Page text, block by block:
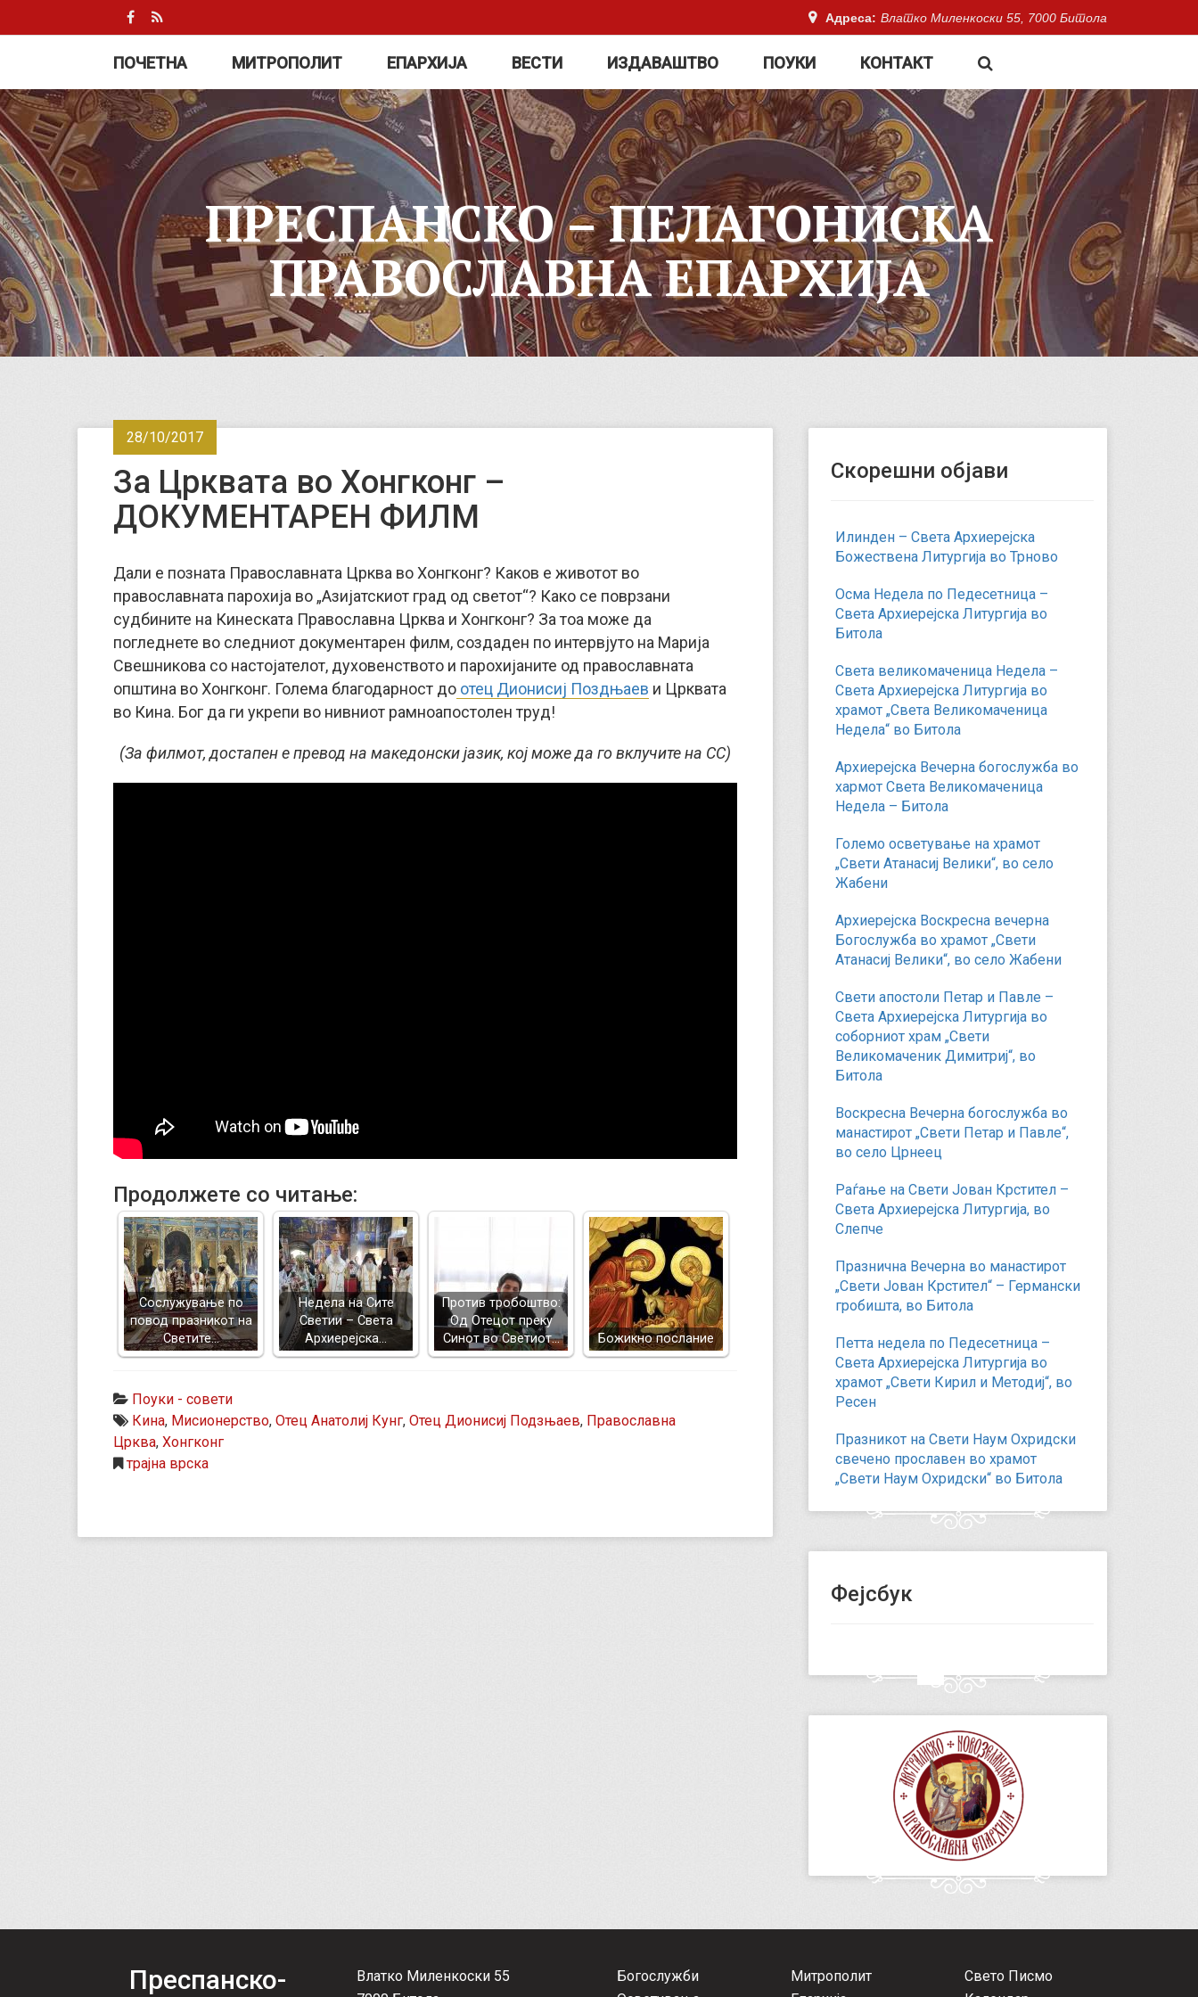
Адреса: Влатко Миленкоски 55, 7000 Битола
ПОЧЕТНА МИТРОПОЛИТ ЕПАРХИЈА ВЕСТИ ИЗДАВАШТВО ПОУКИ КОНТАКТ
ПРЕСПАНСКО – ПЕЛАГОНИСКА
ПРАВОСЛАВНА ЕПАРХИЈА
28/10/2017
За Црквата во Хонгконг –
ДОКУМЕНТАРЕН ФИЛМ
Дали е позната Православната Црква во Хонгконг? Каков е животот во
православната парохија во „Азијатскиот град од светот“? Како се поврзани
судбините на Кинеската Православна Црква и Хонгконг? За тоа може да
погледнете во следниот документарен филм, создаден по интервјуто на Марија
Свешникова со настојателот, духовенството и парохијаните од православната
општина во Хонгконг. Голема благодарност до отец Дионисиј Поздњаев и Црквата
во Кина. Бог да ги укрепи во нивниот рамноапостолен труд!
(За филмот, достапен е превод на македонски јазик, кој може да го вклучите на CC)
Продолжете со читање:
Сослужување по
повод празникот на
Светите…
Недела на Сите
Светии – Света
Архиерејска…
Против тробоштво:
Од Отецот преку
Синот во Светиот…
Божикно послание
Поуки - совети
Кина, Мисионерство, Отец Анатолиј Кунг, Отец Дионисиј Подзњаев, Православна
Црква, Хонгконг
трајна врска
Скорешни објави
Илинден – Света Архиерејска
Божествена Литургија во Трново
Осма Недела по Педесетница –
Света Архиерејска Литургија во
Битола
Света великомаченица Недела –
Света Архиерејска Литургија во
храмот „Света Великомаченица
Недела“ во Битола
Архиерејска Вечерна богослужба во
хармот Света Великомаченица
Недела – Битола
Големо осветување на храмот
„Свети Атанасиј Велики“, во село
Жабени
Архиерејска Воскресна вечерна
Богослужба во храмот „Свети
Атанасиј Велики“, во село Жабени
Свети апостоли Петар и Павле –
Света Архиерејска Литургија во
соборниот храм „Свети
Великомаченик Димитриј“, во
Битола
Воскресна Вечерна богослужба во
манастирот „Свети Петар и Павле“,
во село Црнеец
Раѓање на Свети Јован Крстител –
Света Архиерејска Литургија, во
Слепче
Празнична Вечерна во манастирот
„Свети Јован Крстител“ – Германски
гробишта, во Битола
Петта недела по Педесетница –
Света Архиерејска Литургија во
храмот „Свети Кирил и Методиј“, во
Ресен
Празникот на Свети Наум Охридски
свечено прославен во храмот
„Свети Наум Охридски“ во Битола
Фејсбук
Преспанско-
Влатко Миленкоски 55
Богослужби
Митрополит
Свето Писмо